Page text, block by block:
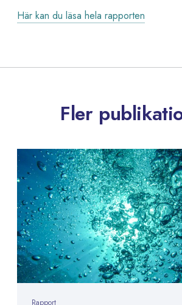
Här kan du läsa hela rapporten
Fler
Rapport